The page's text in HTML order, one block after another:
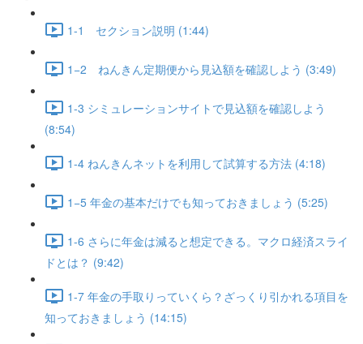
1-1 セクション説明 (1:44)
1−2 ねんきん定期便から見込額を確認しよう (3:49)
1-3 シミュレーションサイトで見込額を確認しよう
(8:54)
1-4 ねんきんネットを利用して試算する方法 (4:18)
1−5 年金の基本だけでも知っておきましょう (5:25)
1-6 さらに年金は減ると想定できる。マクロ経済スライ
ドとは？ (9:42)
1-7 年金の手取りっていくら？ざっくり引かれる項目を
知っておきましょう (14:15)